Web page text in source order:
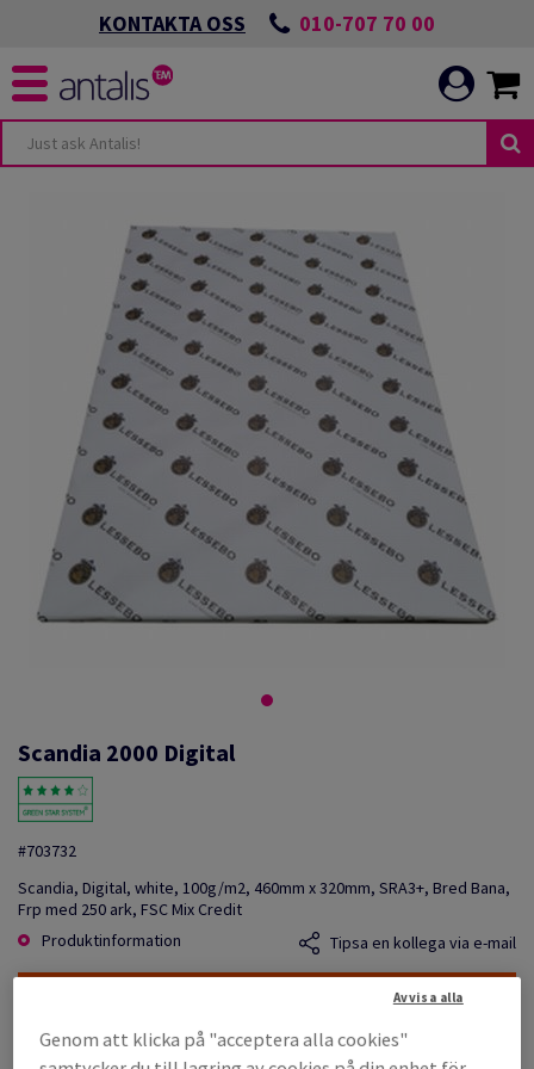
KONTAKTA OSS 010-707 70 00
Scandia 2000 Digital
#703732
Scandia, Digital, white, 100g/m2, 460mm x 320mm, SRA3+, Bred Bana,
Frp med 250 ark, FSC Mix Credit
Produktinformation
Tipsa en kollega via e-mail
Listpris
Genom att klicka på "acceptera alla cookies"
Avvisa alla